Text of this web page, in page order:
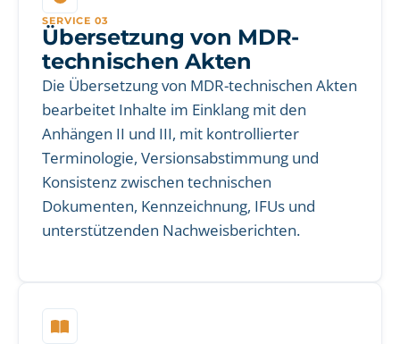
SERVICE 03
Übersetzung von MDR-
technischen Akten
Die Übersetzung von MDR-technischen Akten
bearbeitet Inhalte im Einklang mit den
Anhängen II und III, mit kontrollierter
Terminologie, Versionsabstimmung und
Konsistenz zwischen technischen
Dokumenten, Kennzeichnung, IFUs und
unterstützenden Nachweisberichten.